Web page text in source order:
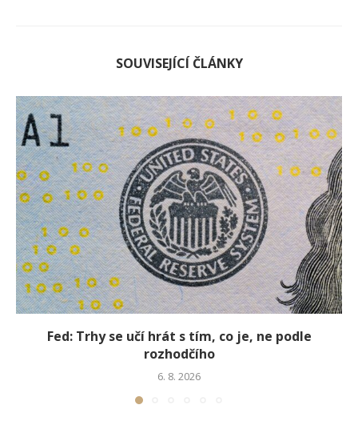
SOUVISEJÍCÍ ČLÁNKY
Fed: Trhy se učí hrát s tím, co je, ne podle
rozhodčího
6. 8. 2026